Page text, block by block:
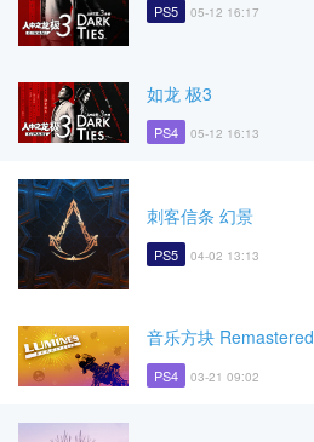
PS5 05-12 16:17
如龙 极3
PS4 05-12 16:13
刺客信条 幻景
PS5 04-02 13:13
音乐方块 Remastered
PS4 03-21 09:02